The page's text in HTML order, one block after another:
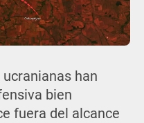
han
bien
fuera del alcance